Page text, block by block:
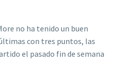
no ha tenido un buen
con tres puntos, las
el pasado fin de semana